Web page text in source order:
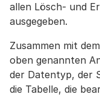
allen Lösch- und
ausgegeben.
Zusammen mit
oben genannten
der Datentyp, der
die Tabelle, die